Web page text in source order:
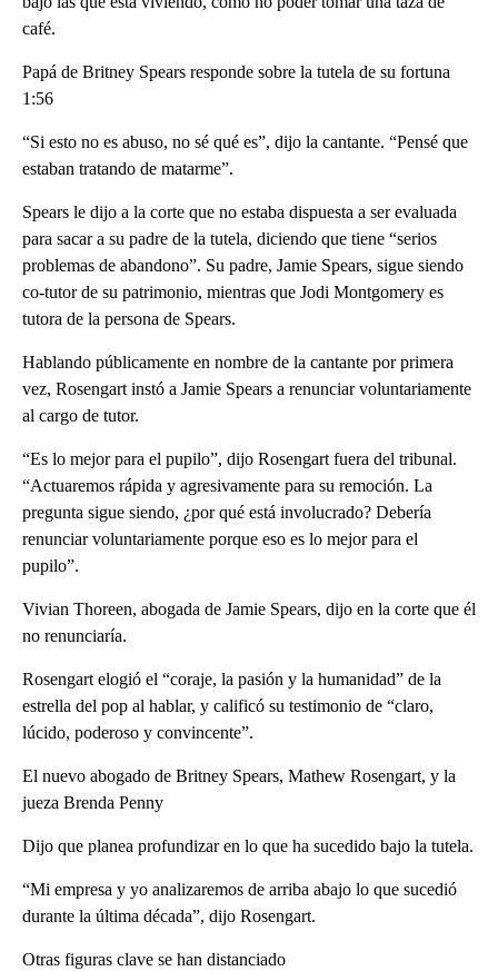
café.
Papá de Britney Spears responde sobre la tutela de su fortuna
1:56
“Si esto no es abuso, no sé qué es”, dijo la cantante. “Pensé que
estaban tratando de matarme”.
Spears le dijo a la corte que no estaba dispuesta a ser evaluada
para sacar a su padre de la tutela, diciendo que tiene “serios
problemas de abandono”. Su padre, Jamie Spears, sigue siendo
co-tutor de su patrimonio, mientras que Jodi Montgomery es
tutora de la persona de Spears.
Hablando públicamente en nombre de la cantante por primera
vez, Rosengart instó a Jamie Spears a renunciar voluntariamente
al cargo de tutor.
“Es lo mejor para el pupilo”, dijo Rosengart fuera del tribunal.
“Actuaremos rápida y agresivamente para su remoción. La
pregunta sigue siendo, ¿por qué está involucrado? Debería
renunciar voluntariamente porque eso es lo mejor para el
pupilo”.
Vivian Thoreen, abogada de Jamie Spears, dijo en la corte que él
no renunciaría.
Rosengart elogió el “coraje, la pasión y la humanidad” de la
estrella del pop al hablar, y calificó su testimonio de “claro,
lúcido, poderoso y convincente”.
El nuevo abogado de Britney Spears, Mathew Rosengart, y la
jueza Brenda Penny
Dijo que planea profundizar en lo que ha sucedido bajo la tutela.
“Mi empresa y yo analizaremos de arriba abajo lo que sucedió
durante la última década”, dijo Rosengart.
Otras figuras clave se han distanciado